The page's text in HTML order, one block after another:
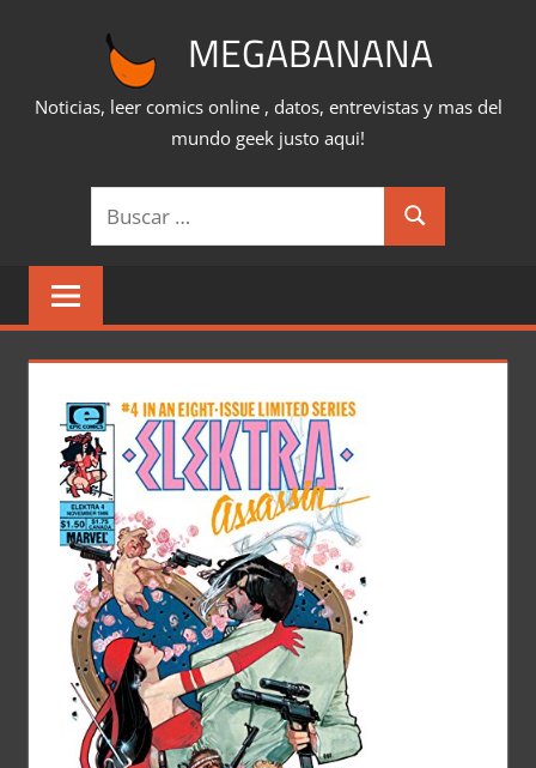
MEGABANANA
Noticias, leer comics online , datos, entrevistas y mas del
mundo geek justo aqui!
Buscar:
Buscar